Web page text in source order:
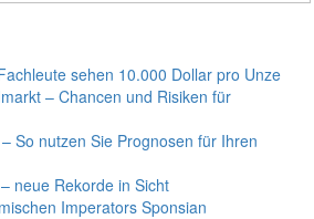
sehen 10.000 Dollar pro Unze
– Chancen und Risiken für
So nutzen Sie Prognosen für Ihren
neue Rekorde in Sicht
Imperators Sponsian